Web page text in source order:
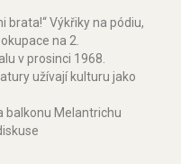
brata!“ Výkřiky na pódiu,
na 2.
v prosinci 1968.
užívají kulturu jako
balkonu Melantrichu